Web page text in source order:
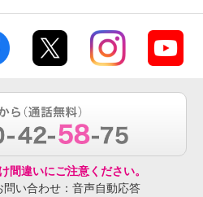
間違いにご注意ください。
問い合わせ：音声自動応答